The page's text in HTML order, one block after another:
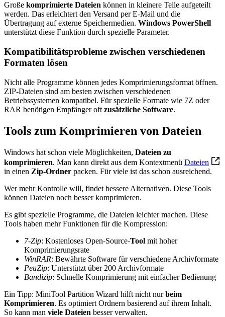
Große komprimierte Dateien können in kleinere Teile aufgeteilt
werden. Das erleichtert den Versand per E-Mail und die
Übertragung auf externe Speichermedien. Windows PowerShell
unterstützt diese Funktion durch spezielle Parameter.
Kompatibilitätsprobleme zwischen verschiedenen
Formaten lösen
Nicht alle Programme können jedes Komprimierungsformat öffnen.
ZIP-Dateien sind am besten zwischen verschiedenen
Betriebssystemen kompatibel. Für spezielle Formate wie 7Z oder
RAR benötigen Empfänger oft zusätzliche Software.
Tools zum Komprimieren von Dateien
Windows hat schon viele Möglichkeiten, Dateien zu
komprimieren. Man kann direkt aus dem Kontextmenü Dateien
in einen Zip-Ordner packen. Für viele ist das schon ausreichend.
Wer mehr Kontrolle will, findet bessere Alternativen. Diese Tools
können Dateien noch besser komprimieren.
Es gibt spezielle Programme, die Dateien leichter machen. Diese
Tools haben mehr Funktionen für die Kompression:
7-Zip: Kostenloses Open-Source-Tool mit hoher
Komprimierungsrate
WinRAR: Bewährte Software für verschiedene Archivformate
PeaZip: Unterstützt über 200 Archivformate
Bandizip: Schnelle Komprimierung mit einfacher Bedienung
Ein Tipp: MiniTool Partition Wizard hilft nicht nurbeim
Komprimieren. Es optimiert Ordnern basierend auf ihrem Inhalt.
So kann man viele Dateien besser verwalten.